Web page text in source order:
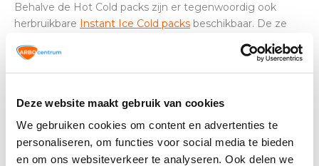
Deze website maakt gebruik van cookies
We gebruiken cookies om content en advertenties te
personaliseren, om functies voor social media te bieden
en om ons websiteverkeer te analyseren. Ook delen we
Behalve de Hot Cold packs zijn er tegenwoordig ook
herbruikbare Instant Ice Cold packs beschikbaar. De ze
geactiveerd zonder dat daarbij eerst een vriezer nodig is.
Altijd op de hoogte blijven van de
laatste nieuwtjes, acties en meer?
Schrijf je in voor onze nieuwsbrief!